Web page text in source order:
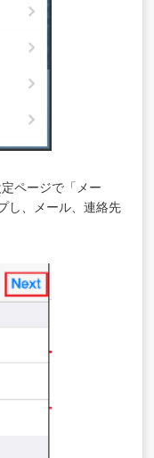
ページで「メー
し、メール、連絡先